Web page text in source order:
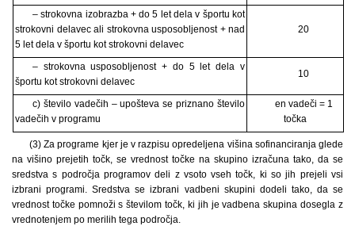
– strokovna izobrazba + do 5 let dela v športu kot
strokovni delavec ali strokovna usposobljenost + nad
5 let dela v športu kot strokovni delavec
20
– strokovna usposobljenost + do 5 let dela v
športu kot strokovni delavec
10
c) število vadečih – upošteva se priznano število
vadečih v programu
en vadeči = 1
točka
(3) Za programe kjer je v razpisu opredeljena višina sofinanciranja glede
na višino prejetih točk, se vrednost točke na skupino izračuna tako, da se
sredstva s področja programov deli z vsoto vseh točk, ki so jih prejeli vsi
izbrani programi. Sredstva se izbrani vadbeni skupini dodeli tako, da se
vrednost točke pomnoži s številom točk, ki jih je vadbena skupina dosegla z
vrednotenjem po merilih tega področja.